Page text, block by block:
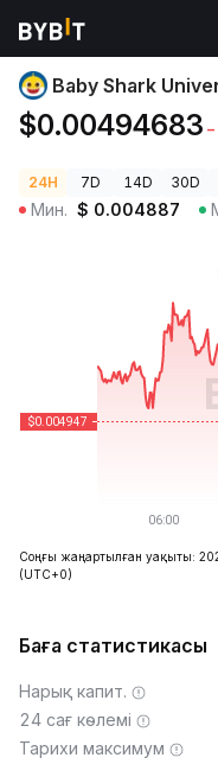
Криптовалюта бағалары
Baby Shark
$0.00494683
24H 7D 14D 30D
Мин. $ 0.004887
Соңғы жаңартылған уақыты:
(UTC+0)
Баға статистикасы
Нарық капит.
24 сағ көлемі
Тарихи максимум